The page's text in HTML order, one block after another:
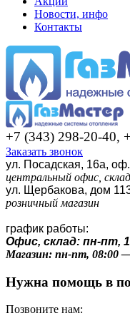
Новости, инфо
Контакты
+7 (343) 298-20-40,
Заказать звонок
ул. Посадская, 16а,
центральный офис, склад
ул. Щербакова, дом
розничный магазин
график работы:
Офис, склад: пн-пт,
Магазин: пн-пт, 08:00
Нужна помощь в
Позвоните нам: